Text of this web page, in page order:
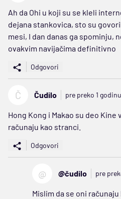
Ah da Ohi u koji su se kleli
dejana stankovica, sto su
mesi, I dan danas ga spominju,
ovakvim navijačima definitivno
Odgovori
Č Čudilo pre preko 1 godinu
Hong Kong i Makao su deo Kine
računaju kao stranci.
Odgovori
@ @čudilo pre
Mislim da se oni